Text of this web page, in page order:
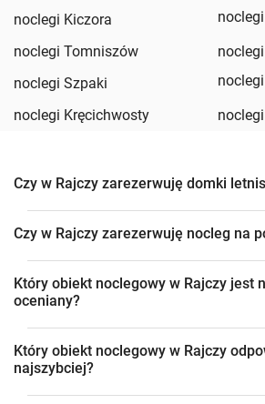
noclegi Kiczora
noclegi Tomniszów
noclegi Szpaki
noclegi Kręcichwosty
Czy w Rajczy zarezerwuję domki
Czy w Rajczy zarezerwuję nocleg na
Który obiekt noclegowy w Rajczy jest
oceniany?
Który obiekt noclegowy w Rajczy
najszybciej?